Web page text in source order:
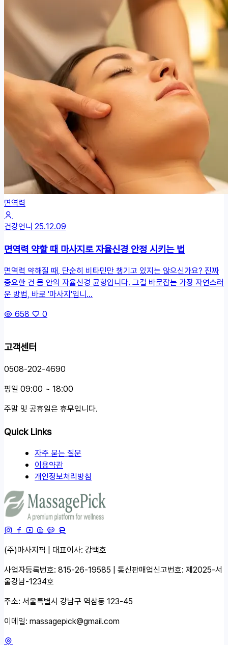
면역력
건강언니 25.12.09
면역력 약할 때 마사지로 자율신경 안정 시키는 법
면역력 약해질 때, 단순히 비타민만 챙기고 있지는 않으신가요? 진짜
중요한 건 몸 안의 자율신경 균형입니다. 그걸 바로잡는 가장 자연스러
운 방법, 바로 '마사지'입니...
658
0
고객센터
0508-202-4690
평일 09:00 ~ 18:00
주말 및 공휴일은 휴무입니다.
Quick Links
자주 묻는 질문
이용약관
개인정보처리방침
(주)마사지픽 | 대표이사: 강백호
사업자등록번호: 815-26-19585 | 통신판매업신고번호: 제2025-서
울강남-1234호
주소: 서울특별시 강남구 역삼동 123-45
이메일: massagepick@gmail.com